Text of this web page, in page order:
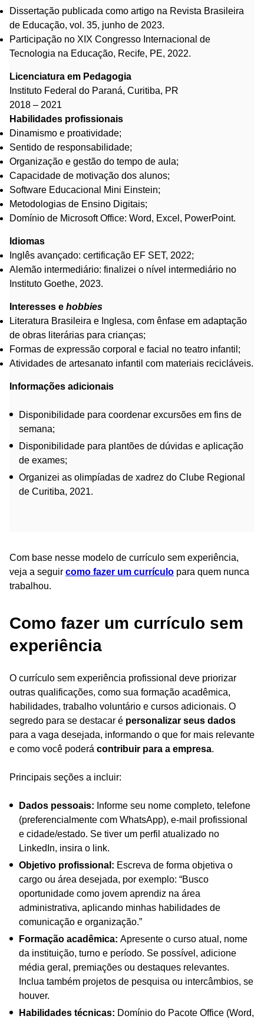
Dissertação publicada como artigo na Revista Brasileira
de Educação, vol. 35, junho de 2023.
Participação no XIX Congresso Internacional de
Tecnologia na Educação, Recife, PE, 2022.
Licenciatura em Pedagogia
Instituto Federal do Paraná, Curitiba, PR
2018 – 2021
Habilidades profissionais
Dinamismo e proatividade;
Sentido de responsabilidade;
Organização e gestão do tempo de aula;
Capacidade de motivação dos alunos;
Software Educacional Mini Einstein;
Metodologias de Ensino Digitais;
Domínio de Microsoft Office: Word, Excel, PowerPoint.
Idiomas
Inglês avançado: certificação EF SET, 2022;
Alemão intermediário: finalizei o nível intermediário no
Instituto Goethe, 2023.
Interesses e hobbies
Literatura Brasileira e Inglesa, com ênfase em adaptação
de obras literárias para crianças;
Formas de expressão corporal e facial no teatro infantil;
Atividades de artesanato infantil com materiais recicláveis.
Informações adicionais
Disponibilidade para coordenar excursões em fins de
semana;
Disponibilidade para plantões de dúvidas e aplicação
de exames;
Organizei as olimpíadas de xadrez do Clube Regional
de Curitiba, 2021.
Com base nesse modelo de currículo sem experiência,
veja a seguir como fazer um currículo para quem nunca
trabalhou.
Como fazer um currículo sem
experiência
O currículo sem experiência profissional deve priorizar
outras qualificações, como sua formação acadêmica,
habilidades, trabalho voluntário e cursos adicionais. O
segredo para se destacar é personalizar seus dados
para a vaga desejada, informando o que for mais relevante
e como você poderá contribuir para a empresa.
Principais seções a incluir:
Dados pessoais: Informe seu nome completo, telefone
(preferencialmente com WhatsApp), e-mail profissional
e cidade/estado. Se tiver um perfil atualizado no
LinkedIn, insira o link.
Objetivo profissional: Escreva de forma objetiva o
cargo ou área desejada, por exemplo: “Busco
oportunidade como jovem aprendiz na área
administrativa, aplicando minhas habilidades de
comunicação e organização.”
Formação acadêmica: Apresente o curso atual, nome
da instituição, turno e período. Se possível, adicione
média geral, premiações ou destaques relevantes.
Inclua também projetos de pesquisa ou intercâmbios, se
houver.
Habilidades técnicas: Domínio do Pacote Office (Word,